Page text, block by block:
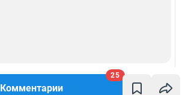
Комментарии
25